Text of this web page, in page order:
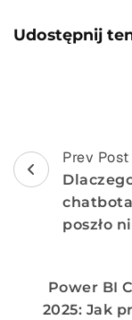
Udostępnij
Post
Nawigacja
Prev Post
poszło
Power BI
2025: Jak